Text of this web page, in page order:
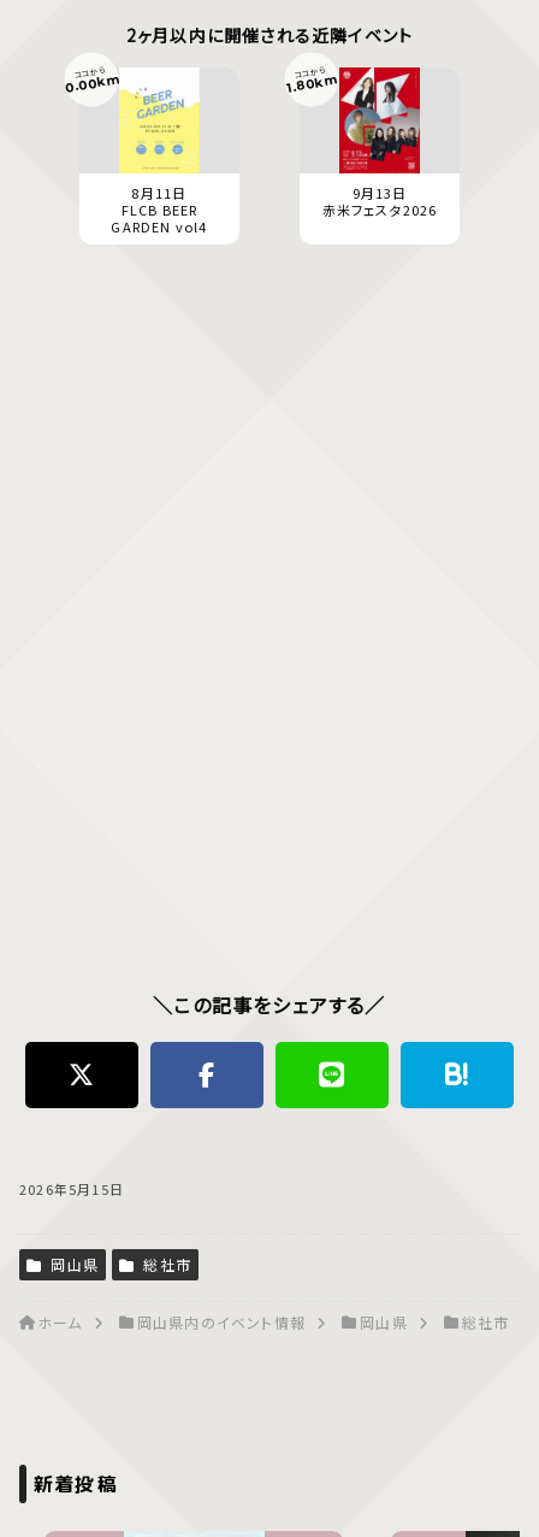
2ヶ月以内に開催される近隣イベント
8月11日
FLCB BEER
GARDEN vol4
ココから
0.00km
9月13日
赤米フェスタ2026
ココから
1.80km
＼この記事をシェアする／
2026年5月15日
岡山県 総社市
ホーム 岡山県内のイベント情報 岡山県 総社市
新着投稿